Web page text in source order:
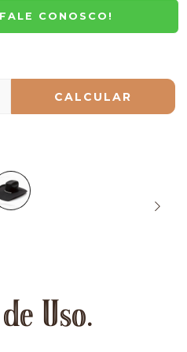
CONOSCO!
CALCULAR
Uso.